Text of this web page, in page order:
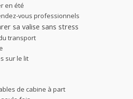
en été
vous professionnels
sa valise sans stress
transport
sur le lit
de cabine à part